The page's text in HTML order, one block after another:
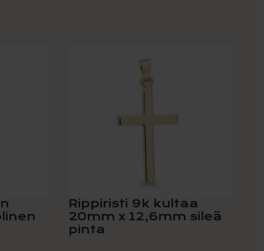
Rippiristi 9k kultaa
20mm x 12,6mm sileä
pinta